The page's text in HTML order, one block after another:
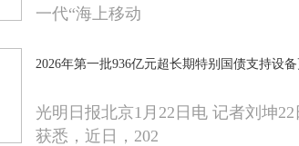
一代“海上移动
2026年第一批936亿元超长期特别国债支持设
光明日报北京1月22日电 记者刘坤
获悉，近日，202